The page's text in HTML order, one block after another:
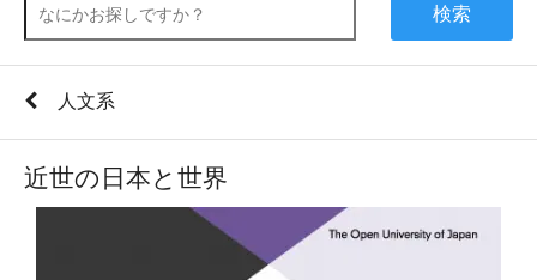
検索
人文系
近世の日本と世界